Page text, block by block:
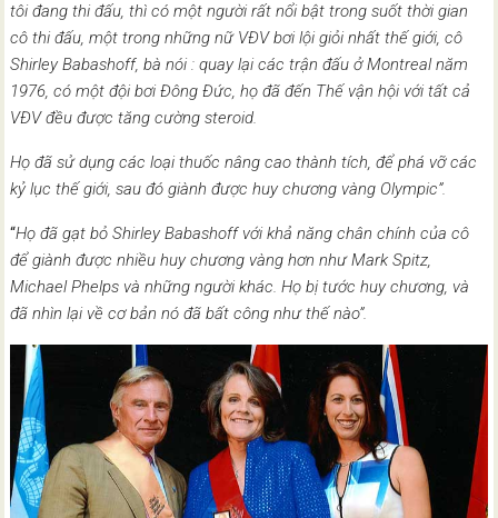
tôi đang thi đấu, thì có một người rất nổi bật trong suốt thời gian
cô thi đấu, một trong những nữ VĐV bơi lội giỏi nhất thế giới, cô
Shirley Babashoff, bà nói : quay lại các trận đấu ở Montreal năm
1976, có một đội bơi Đông Đức, họ đã đến Thế vận hội với tất cả
VĐV đều được tăng cường steroid.
Họ đã sử dụng các loại thuốc nâng cao thành tích, để phá vỡ các
kỷ lục thế giới, sau đó giành được huy chương vàng Olympic”.
“Họ đã gạt bỏ Shirley Babashoff với khả năng chân chính của cô
để giành được nhiều huy chương vàng hơn như Mark Spitz,
Michael Phelps và những người khác. Họ bị tước huy chương, và
đã nhìn lại về cơ bản nó đã bất công như thế nào”.